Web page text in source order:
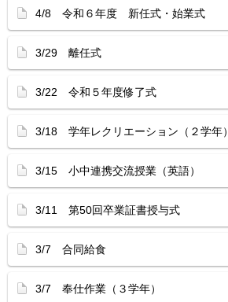
4/8 令和６年度 新任式・始業式
3/29 離任式
3/22 令和５年度修了式
3/18 学年レクリエーション（２学年）
3/15 小中連携交流授業（英語）
3/11 第50回卒業証書授与式
3/7 合同給食
3/7 奉仕作業（３学年）